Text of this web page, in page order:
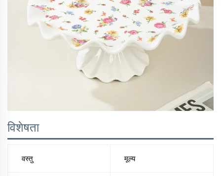
विशेषता
वस्तु मूल्य